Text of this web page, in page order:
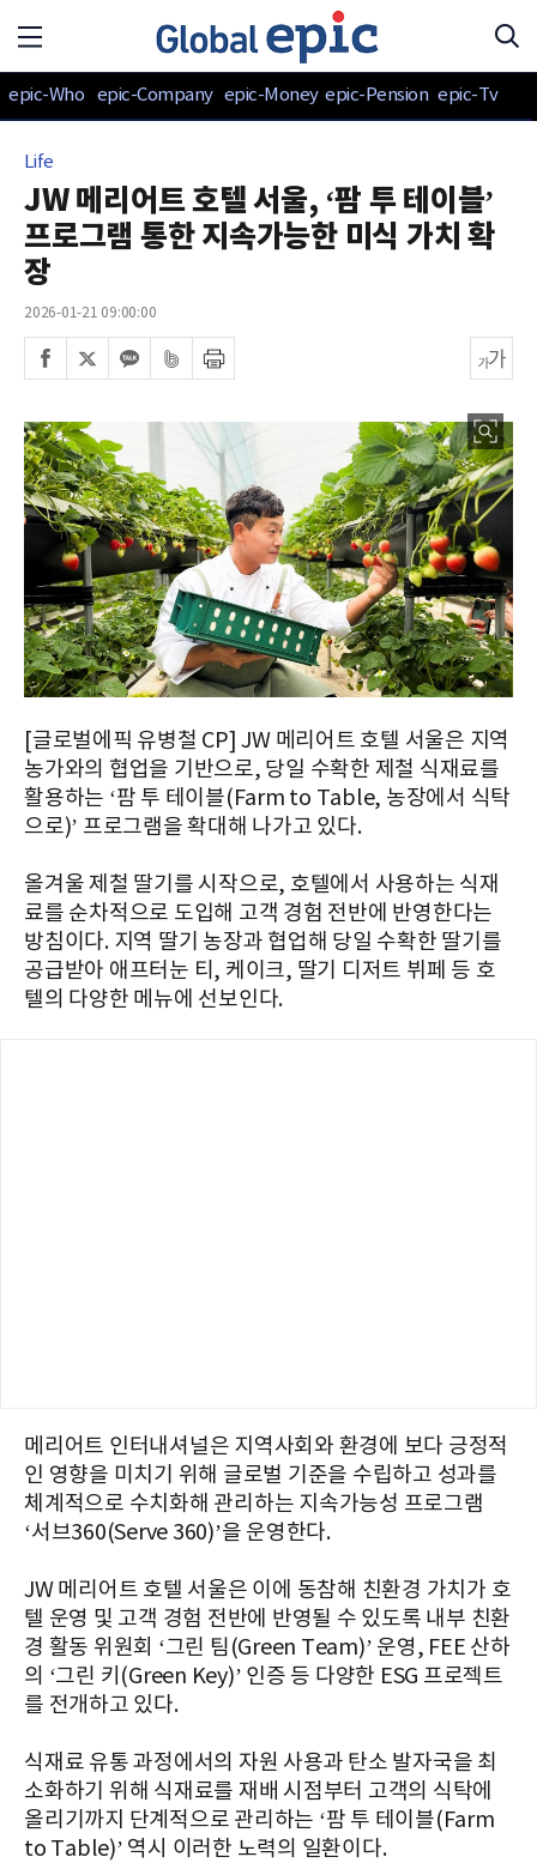
epic-Who epic-Company epic-Money epic-Pension epic-Tv
Life
JW 메리어트 호텔 서울, ‘팜 투 테이블’
프로그램 통한 지속가능한 미식 가치 확
장
2026-01-21 09:00:00
[글로벌에픽 유병철 CP] JW 메리어트 호텔 서울은 지역
농가와의 협업을 기반으로, 당일 수확한 제철 식재료를
활용하는 ‘팜 투 테이블(Farm to Table, 농장에서 식탁
으로)’ 프로그램을 확대해 나가고 있다.
올겨울 제철 딸기를 시작으로, 호텔에서 사용하는 식재
료를 순차적으로 도입해 고객 경험 전반에 반영한다는
방침이다. 지역 딸기 농장과 협업해 당일 수확한 딸기를
공급받아 애프터눈 티, 케이크, 딸기 디저트 뷔페 등 호
텔의 다양한 메뉴에 선보인다.
메리어트 인터내셔널은 지역사회와 환경에 보다 긍정적
인 영향을 미치기 위해 글로벌 기준을 수립하고 성과를
체계적으로 수치화해 관리하는 지속가능성 프로그램
‘서브360(Serve 360)’을 운영한다.
JW 메리어트 호텔 서울은 이에 동참해 친환경 가치가 호
텔 운영 및 고객 경험 전반에 반영될 수 있도록 내부 친환
경 활동 위원회 ‘그린 팀(Green Team)’ 운영, FEE 산하
의 ‘그린 키(Green Key)’ 인증 등 다양한 ESG 프로젝트
를 전개하고 있다.
식재료 유통 과정에서의 자원 사용과 탄소 발자국을 최
소화하기 위해 식재료를 재배 시점부터 고객의 식탁에
올리기까지 단계적으로 관리하는 ‘팜 투 테이블(Farm
to Table)’ 역시 이러한 노력의 일환이다.